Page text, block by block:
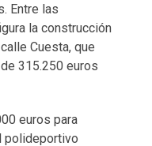
Entre las
la construcción
Cuesta, que
315.250 euros
euros para
polideportivo